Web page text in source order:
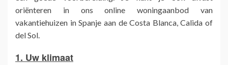
oriënteren in ons online woningaanbod van
vakantiehuizen in Spanje aan de Costa Blanca, Calida of
del Sol.
1. Uw klimaat